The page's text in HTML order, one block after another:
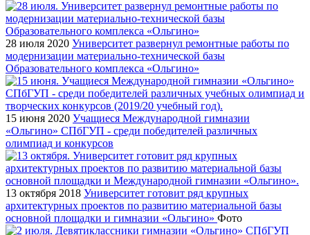
28 июля 2020 Университет развернул ремонтные работы по
модернизации материально-технической базы
Образовательного комплекса «Ольгино»
15 июня 2020 Учащиеся Международной гимназии
«Ольгино» СПбГУП - среди победителей различных
олимпиад и конкурсов
13 октября 2018 Университет готовит ряд крупных
архитектурных проектов по развитию материальной базы
основной площадки и гимназии «Ольгино» Фото